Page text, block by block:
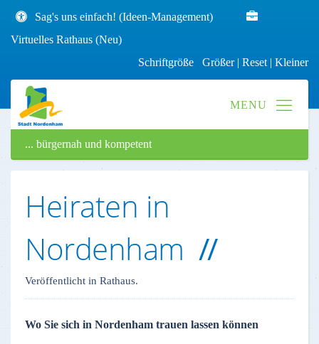
Sag's uns einfach! (Ideen-Management)
Virtuelles Rathaus (Neu)
Schriftgröße Größer| Reset | Kleiner
... bürgernah und kompetent
Heiraten in
Nordenham
Veröffentlicht in Rathaus.
Wo Sie sich in Nordenham trauen lassen können